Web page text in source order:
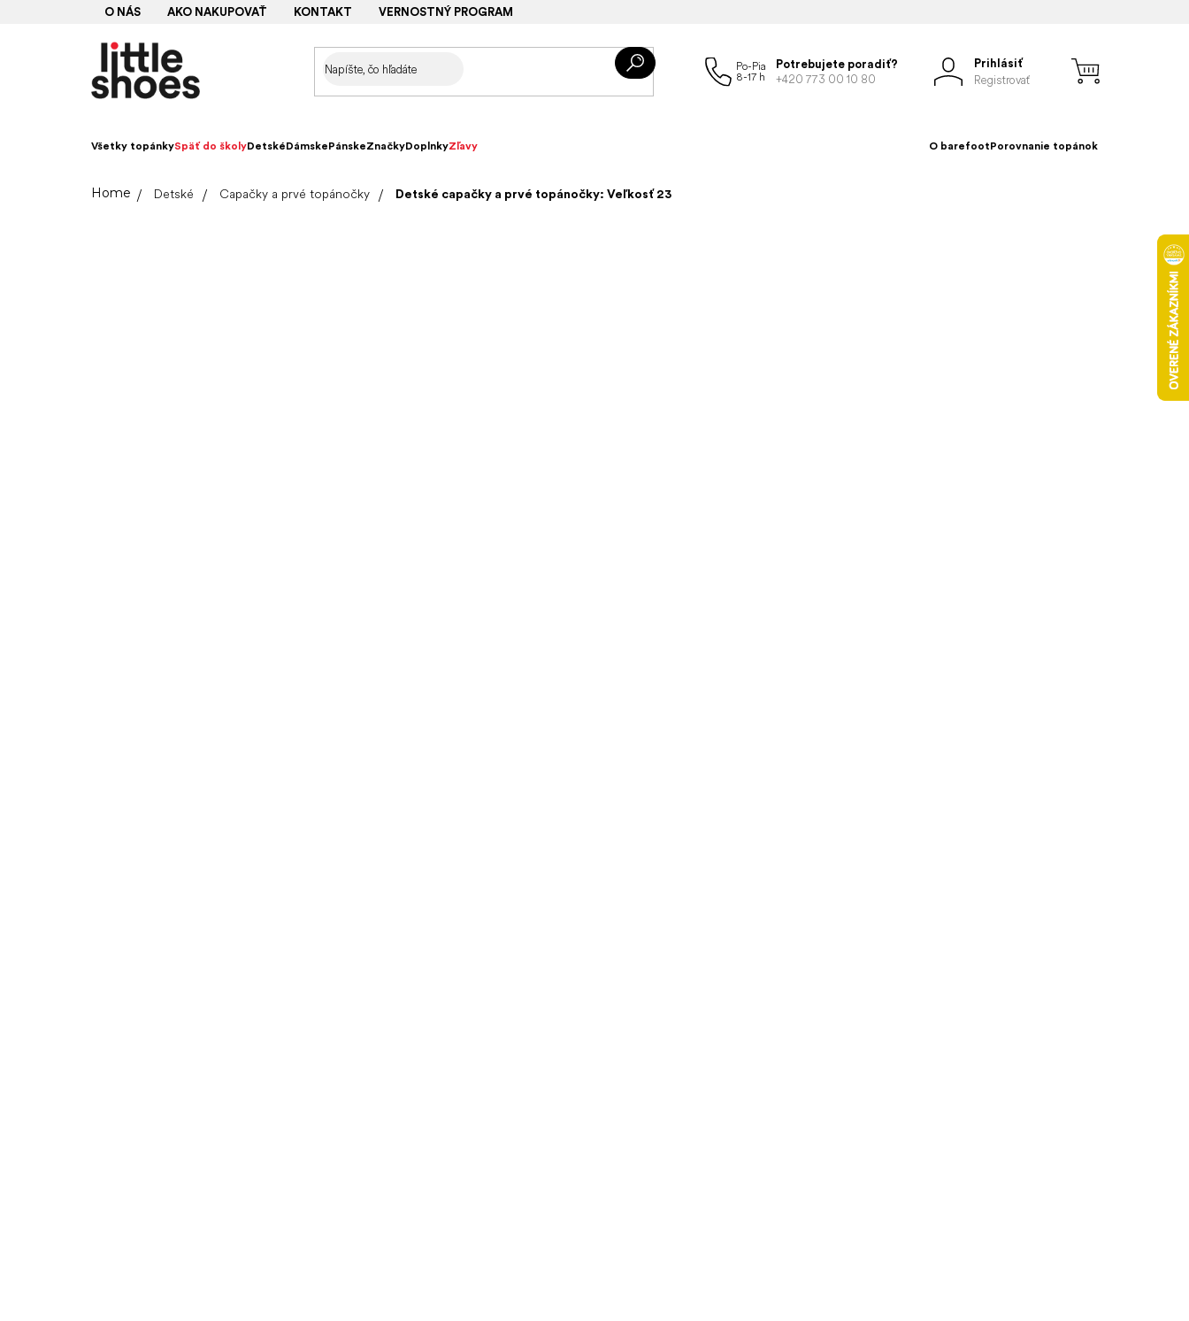
O NÁS AKO NAKUPOVAŤ KONTAKT VERNOSTNÝ PROGRAM
Potrebujete poradiť?
+420 773 00 10 80
Prihlásiť
Registrovať
Všetky topánkySpäť do školyDetskéDámskePánskeZnačkyDoplnkyZľavy O barefootPorovnanie topánok
DomovDetské Capačky a prvé topánočky Detské capačky a prvé topánočky: Veľkosť 23